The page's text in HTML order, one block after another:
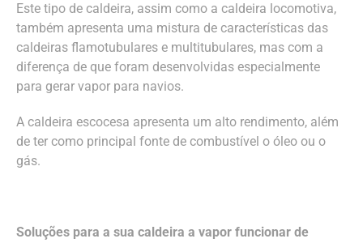
Este tipo de caldeira, assim como a caldeira locomotiva,
também apresenta uma mistura de características das
caldeiras flamotubulares e multitubulares, mas com a
diferença de que foram desenvolvidas especialmente
para gerar vapor para navios.
A caldeira escocesa apresenta um alto rendimento, além
de ter como principal fonte de combustível o óleo ou o
gás.
Soluções para a sua caldeira a vapor funcionar de